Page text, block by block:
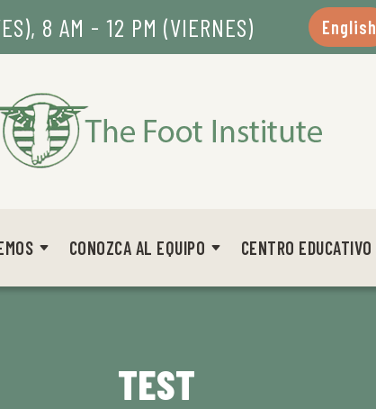
8 AM - 12 PM (VIERNES) English
CONOZCA AL EQUIPO CENTRO EDUCATIVO
TEST